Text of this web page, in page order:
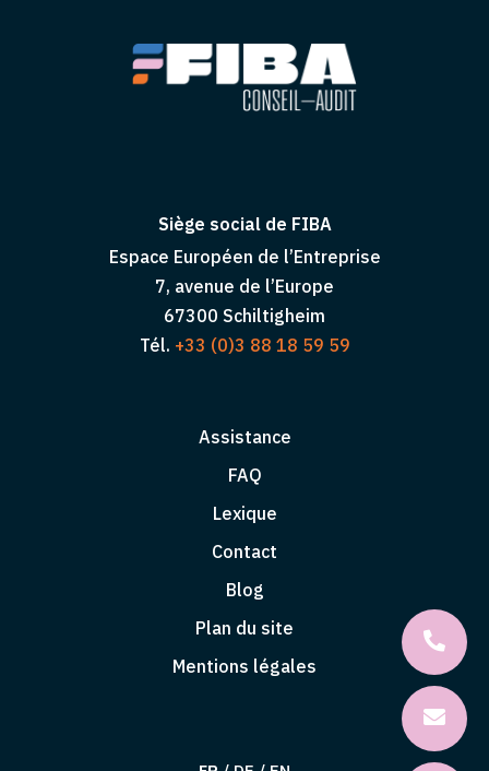
Siège social de FIBA
Espace Européen de l’Entreprise
7, avenue de l’Europe
67300 Schiltigheim
Tél. +33 (0)3 88 18 59 59
Assistance
FAQ
Lexique
Contact
Blog
Plan du site
Mentions légales